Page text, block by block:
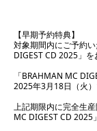
【早期予約特典】
対象期間内にご予約
DIGEST CD 2025」を
「BRAHMAN MC
2025年3月18日（火
上記期限内に完全生
MC DIGEST CD 2025